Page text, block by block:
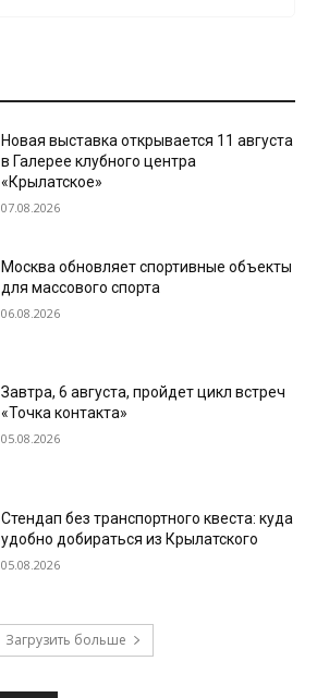
Новая выставка открывается 11 августа
в Галерее клубного центра
«Крылатское»
07.08.2026
Москва обновляет спортивные объекты
для массового спорта
06.08.2026
Завтра, 6 августа, пройдет цикл встреч
«Точка контакта»
05.08.2026
Стендап без транспортного квеста: куда
удобно добираться из Крылатского
05.08.2026
Загрузить больше